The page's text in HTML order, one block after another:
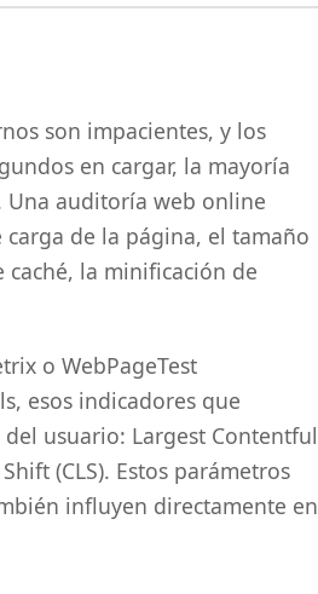
son impacientes, y los
en cargar, la mayoría
Una auditoría web online
de la página, el tamaño
la minificación de
o WebPageTest
esos indicadores que
usuario: Largest Contentful
(CLS). Estos parámetros
influyen directamente en